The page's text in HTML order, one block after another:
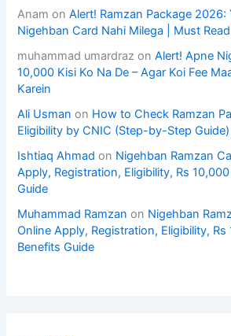
Anam onAlert! Ramzan Package 2026:
Nigehban Card Nahi Milega | Must
muhammad umardraz onAlert! Apne
10,000 Kisi Ko Na De – Agar Koi Fee
Karein
Ali Usman on How to Check Ramzan
Eligibility by CNIC (Step-by-Step Guide)
Ishtiaq Ahmad on Nigehban Ramzan
Apply, Registration, Eligibility, Rs
Guide
Muhammad Ramzan on Nigehban
Online Apply, Registration, Eligibility, Rs
Benefits Guide